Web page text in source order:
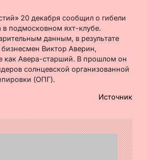
20 декабря сообщил о гибели
в подмосковном яхт-клубе.
данным, в результате
Виктор Аверин,
как Авера-старший. В прошлом он
солнцевской организованной
(ОПГ).
Источник